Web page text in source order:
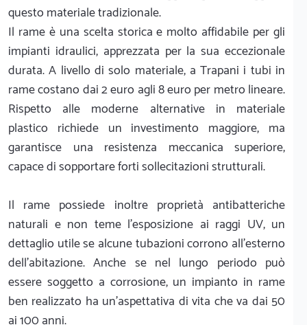
questo materiale tradizionale.
Il rame è una scelta storica e molto affidabile per gli
impianti idraulici, apprezzata per la sua eccezionale
durata. A livello di solo materiale, a Trapani i tubi in
rame costano dai 2 euro agli 8 euro per metro lineare.
Rispetto alle moderne alternative in materiale
plastico richiede un investimento maggiore, ma
garantisce una resistenza meccanica superiore,
capace di sopportare forti sollecitazioni strutturali.
Il rame possiede inoltre proprietà antibatteriche
naturali e non teme l'esposizione ai raggi UV, un
dettaglio utile se alcune tubazioni corrono all'esterno
dell'abitazione. Anche se nel lungo periodo può
essere soggetto a corrosione, un impianto in rame
ben realizzato ha un'aspettativa di vita che va dai 50
ai 100 anni.